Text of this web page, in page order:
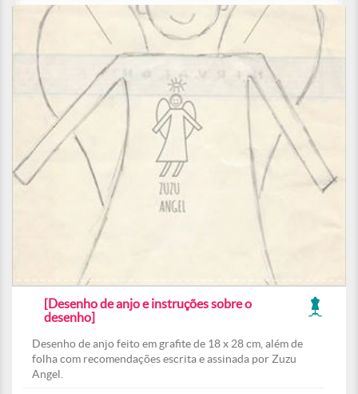
[Desenho de anjo e instruções sobre o
desenho]
Desenho de anjo feito em grafite de 18 x 28 cm, além de
folha com recomendações escrita e assinada por Zuzu
Angel.